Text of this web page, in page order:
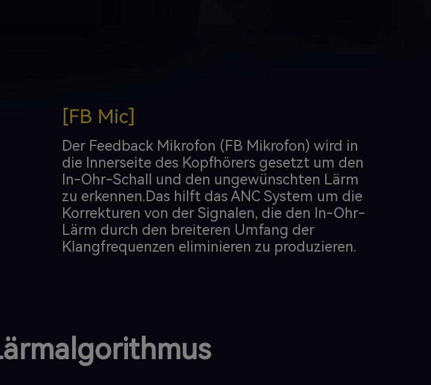
[FB Mic]
Der Feedback Mikrofon (FB Mikrofon) wird in
die Innerseite des Kopfhörers gesetzt um den
In-Ohr-Schall und den ungewünschten Lärm
zu erkennen.Das hilft das ANC System um die
Korrekturen von der Signalen, die den In-Ohr-
Lärm durch den breiteren Umfang der
Klangfrequenzen eliminieren zu produzieren.